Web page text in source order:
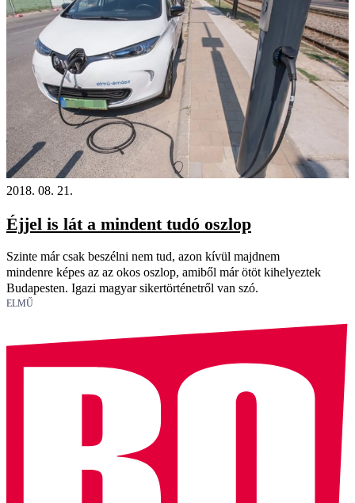
2018. 08. 21.
Éjjel is lát a mindent tudó oszlop
Szinte már csak beszélni nem tud, azon kívül majdnem
mindenre képes az az okos oszlop, amiből már ötöt kihelyeztek
Budapesten. Igazi magyar sikertörténetről van szó.
ELMŰ